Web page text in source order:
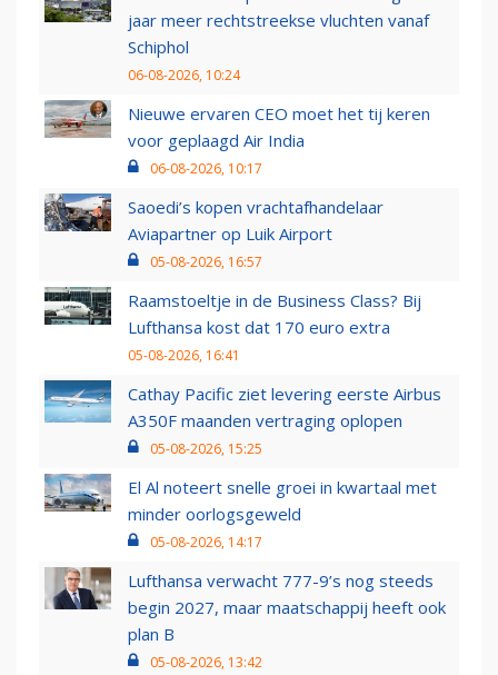
jaar meer rechtstreekse vluchten vanaf
Schiphol
06-08-2026, 10:24
Nieuwe ervaren CEO moet het tij keren
voor geplaagd Air India
06-08-2026, 10:17
Saoedi’s kopen vrachtafhandelaar
Aviapartner op Luik Airport
05-08-2026, 16:57
Raamstoeltje in de Business Class? Bij
Lufthansa kost dat 170 euro extra
05-08-2026, 16:41
Cathay Pacific ziet levering eerste Airbus
A350F maanden vertraging oplopen
05-08-2026, 15:25
El Al noteert snelle groei in kwartaal met
minder oorlogsgeweld
05-08-2026, 14:17
Lufthansa verwacht 777-9’s nog steeds
begin 2027, maar maatschappij heeft ook
plan B
05-08-2026, 13:42